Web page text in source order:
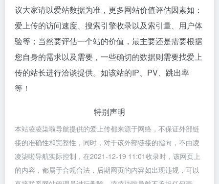
议大家请以爱站数据为准，更多网站价值评估因素如：
爱上传的访问速度、搜索引擎收录以及索引量、用户体
验等；当然要评估一个站的价值，最主要还是需要根据
您自身的需求以及需要，一些确切的数据则需要找爱上
传的站长进行洽谈提供。如该站的IP、PV、跳出率
等！
特别声明
本站凌凌柒啦导航提供的爱上传都来源于网络，不保证外部链
接的准确性和完整性，同时，对于该外部链接的指向，不由凌
凌柒啦导航实际控制，在2021-12-19 11:01收录时，该网页上
的内容，都属于合规合法，后期网页的内容如出现违规，可以